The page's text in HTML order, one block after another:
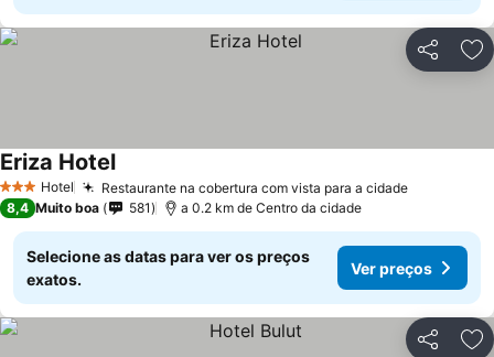
Partilhar
3 EstrelasHotel Restaurante na cobertura com vista para a cidadeVer
Eriza HotelVer preços
8,4 Muito boa 581 a 0.2 km de Centro da cidade
Selecione as datas para ver os preços
exatos.
Ver preços
Partilhar